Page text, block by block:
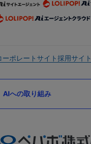
ーポレートサイト採用サイト
AIへの取り組み